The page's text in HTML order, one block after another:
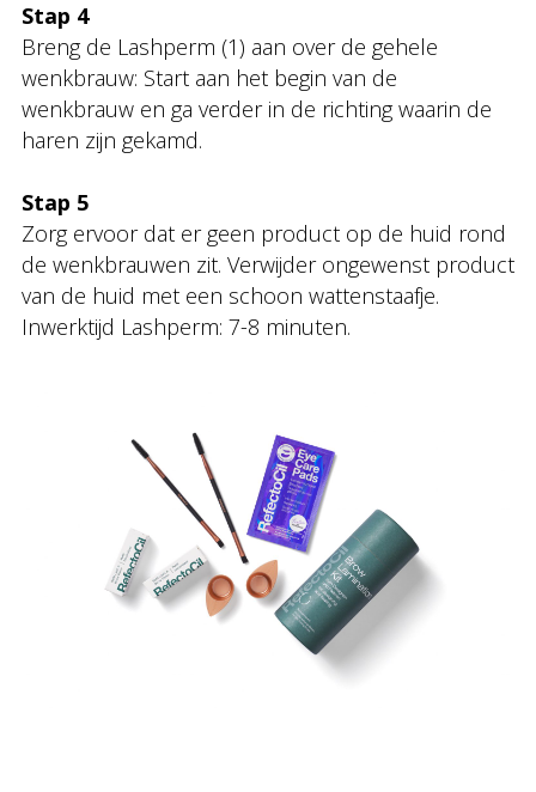
Stap 4
Breng de Lashperm (1) aan over de gehele
wenkbrauw: Start aan het begin van de
wenkbrauw en ga verder in de richting waarin de
haren zijn gekamd.
Stap 5
Zorg ervoor dat er geen product op de huid rond
de wenkbrauwen zit. Verwijder ongewenst product
van de huid met een schoon wattenstaafje.
Inwerktijd Lashperm: 7-8 minuten.